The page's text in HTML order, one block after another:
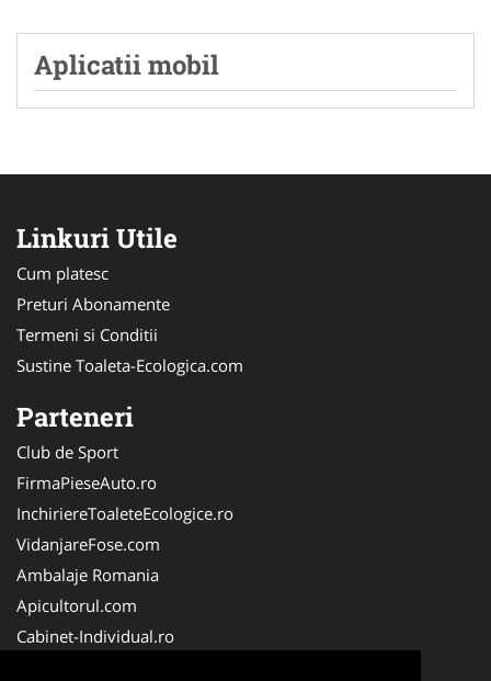
Aplicatii mobil
Linkuri Utile
Cum platesc
Preturi Abonamente
Termeni si Conditii
Sustine Toaleta-Ecologica.com
Parteneri
Club de Sport
FirmaPieseAuto.ro
InchiriereToaleteEcologice.ro
VidanjareFose.com
Ambalaje Romania
Apicultorul.com
Cabinet-Individual.ro